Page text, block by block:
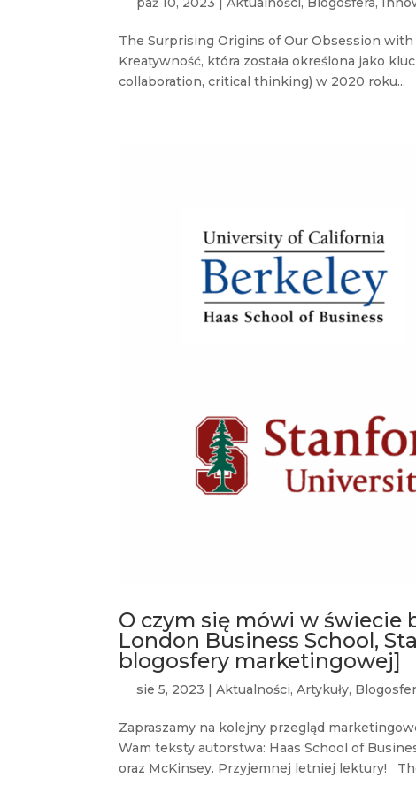
The Surprising Origins of Our Obsession
Kreatywność, która została określona jako
collaboration, critical thinking) w 2020 roku...
O czym się mówi w świecie
London Business School,
blogosfery marketingowej]
sie 5, 2023 |Aktualności,Artykuły,
Zapraszamy na kolejny przegląd
Wam teksty autorstwa: Haas School of
oraz McKinsey. Przyjemnej letniej lektury!